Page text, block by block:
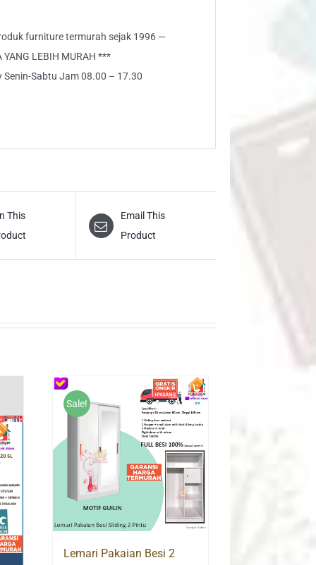
furniture termurah sejak 1996 —
LEBIH MURAH ***
Senin-Sabtu Jam 08.00 – 17.30
This
Email This
Product
Sale!
Lemari Pakaian Besi 2